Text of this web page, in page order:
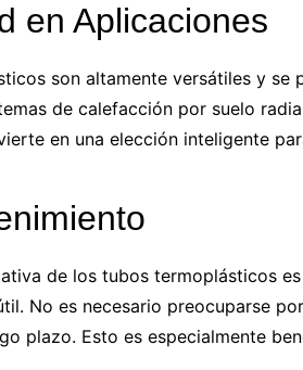
en Aplicaciones
son altamente versátiles y se
de calefacción por suelo
en una elección inteligente
de los tubos termoplásticos
No es necesario preocuparse
plazo. Esto es especialmente